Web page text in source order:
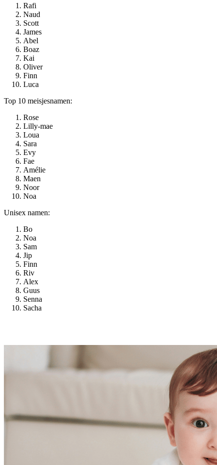
Rafi
Naud
Scott
James
Abel
Boaz
Kai
Oliver
Finn
Luca
Top 10 meisjesnamen:
Rose
Lilly-mae
Loua
Sara
Evy
Fae
Amélie
Maen
Noor
Noa
Unisex namen:
Bo
Noa
Sam
Jip
Finn
Riv
Alex
Guus
Senna
Sacha